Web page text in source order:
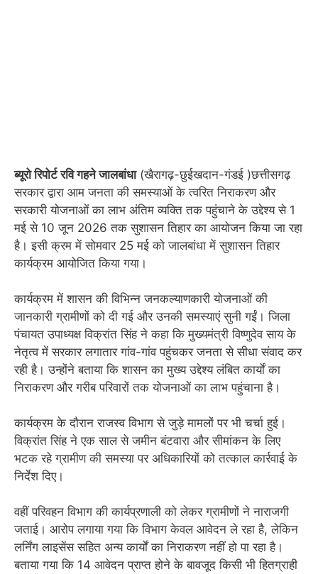
ब्यूरो रिपोर्ट रवि गहने जालबांधा(खैरागढ़-छुईखदान-गंडई )छत्तीसगढ़
सरकार द्वारा आम जनता की समस्याओं के त्वरित निराकरण और
सरकारी योजनाओं का लाभ अंतिम व्यक्ति तक पहुंचाने के उद्देश्य से 1
मई से 10 जून 2026 तक सुशासन तिहार का आयोजन किया जा रहा
है। इसी क्रम में सोमवार 25 मई को जालबांधा में सुशासन तिहार
कार्यक्रम आयोजित किया गया।
कार्यक्रम में शासन की विभिन्न जनकल्याणकारी योजनाओं की
जानकारी ग्रामीणों को दी गई और उनकी समस्याएं सुनी गईं। जिला
पंचायत उपाध्यक्ष विक्रांत सिंह ने कहा कि मुख्यमंत्री विष्णुदेव साय के
नेतृत्व में सरकार लगातार गांव-गांव पहुंचकर जनता से सीधा संवाद कर
रही है। उन्होंने बताया कि शासन का मुख्य उद्देश्य लंबित कार्यों का
निराकरण और गरीब परिवारों तक योजनाओं का लाभ पहुंचाना है।
कार्यक्रम के दौरान राजस्व विभाग से जुड़े मामलों पर भी चर्चा हुई।
विक्रांत सिंह ने एक साल से जमीन बंटवारा और सीमांकन के लिए
भटक रहे ग्रामीण की समस्या पर अधिकारियों को तत्काल कार्रवाई के
निर्देश दिए।
वहीं परिवहन विभाग की कार्यप्रणाली को लेकर ग्रामीणों ने नाराजगी
जताई। आरोप लगाया गया कि विभाग केवल आवेदन ले रहा है, लेकिन
लर्निंग लाइसेंस सहित अन्य कार्यों का निराकरण नहीं हो पा रहा है।
बताया गया कि 14 आवेदन प्राप्त होने के बावजूद किसी भी हितग्राही